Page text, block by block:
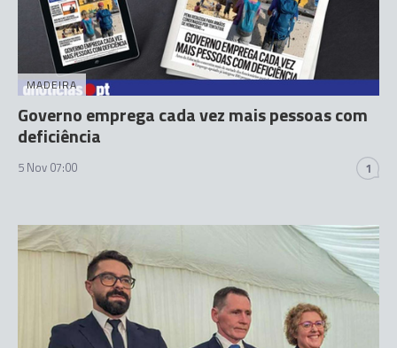
MADEIRA
Governo emprega cada vez mais pessoas com
deficiência
5 Nov 07:00 1